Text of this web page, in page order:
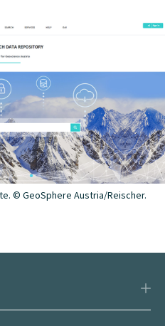
auf digitale Objekte
gültiger Name
(Interoperabel) und
Bei den FAIR Prinzipien
für publizierte
und Maschine
die Reichweite der
deutlich über die dortige
© GeoSphere Austria/Reischer.